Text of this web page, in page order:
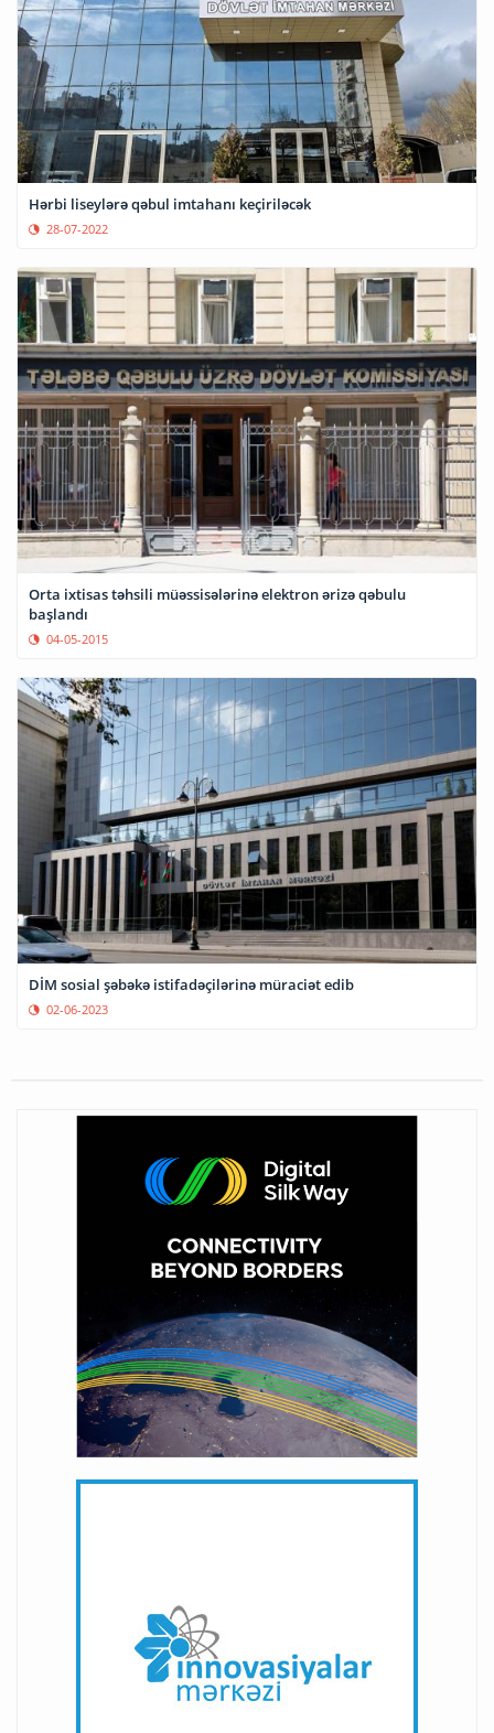
Hərbi liseylərə qəbul imtahanı keçiriləcək
28-07-2022
Orta ixtisas təhsili müəssisələrinə elektron ərizə qəbulu
başlandı
04-05-2015
DİM sosial şəbəkə istifadəçilərinə müraciət edib
02-06-2023